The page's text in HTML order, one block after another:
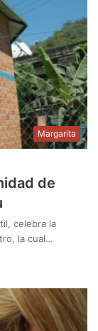
Margarita
de
celebra la
la cual…